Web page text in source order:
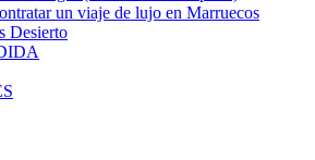
un viaje de lujo en Marruecos
Desierto